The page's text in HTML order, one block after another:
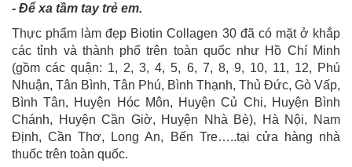
- Để xa tầm tay trẻ em.
Thực phẩm làm đẹp Biotin Collagen 30 đã có mặt ở khắp
các tỉnh và thành phố trên toàn quốc như Hồ Chí Minh
(gồm các quận: 1, 2, 3, 4, 5, 6, 7, 8, 9, 10, 11, 12, Phú
Nhuận, Tân Bình, Tân Phú, Bình Thạnh, Thủ Đức, Gò Vấp,
Bình Tân, Huyện Hóc Môn, Huyện Củ Chi, Huyện Bình
Chánh, Huyện Cần Giờ, Huyện Nhà Bè), Hà Nội, Nam
Định, Cần Thơ, Long An, Bến Tre…..tại cửa hàng nhà
thuốc trên toàn quốc.